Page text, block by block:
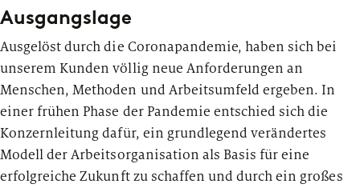
Großbanken
Pfandbriefbanken
Privatbanken
Digital Services Hub & Tools
Diversität & Inklusion
HR-Strategie & Management
Investment & Asset Management
Insightsfür Financial Services
Die neuesten Nachrichten zu interessanten Veröffentlichungen,
Veranstaltungen, Pressemitteilungen, Interviews und vielem
mehr von zeb.
zeb - partners forchange
Mit Unternehmergeist, strategischem Denken, aber vor
als eine der führenden Strategie-, Management- und IT-
Beratungen für die europäische
Finanzdienstleistungsbranche etabliert.
Ausgangslage
Ausgelöst durch die Coronapandemie, haben sich bei
unserem Kunden völlig neue Anforderungen an
Menschen, Methoden und Arbeitsumfeld ergeben. In
einer frühen Phase der Pandemie entschied sich die
Konzernleitung dafür, ein grundlegend verändertes
Modell der Arbeitsorganisation als Basis für eine
erfolgreiche Zukunft zu schaffen und durch ein großes